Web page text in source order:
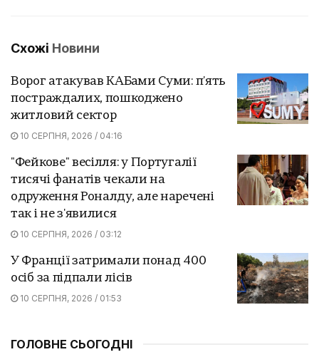
Схожі Новини
Ворог атакував КАБами Суми: п'ять
постраждалих, пошкоджено
житловий сектор
10 СЕРПНЯ, 2026 / 04:16
"Фейкове" весілля: у Португалії
тисячі фанатів чекали на
одруження Роналду, але наречені
так і не з'явилися
10 СЕРПНЯ, 2026 / 03:12
У Франції затримали понад 400
осіб за підпали лісів
10 СЕРПНЯ, 2026 / 01:53
ГОЛОВНЕ СЬОГОДНІ